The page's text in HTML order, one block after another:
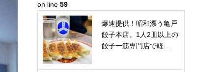
on line 59
爆速提供！昭和漂う亀戸
餃子本店。1人2皿以上の
餃子一筋専門店で軽…